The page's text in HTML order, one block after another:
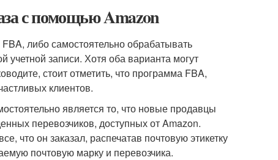
с помощью Amazon
либо самостоятельно обрабатывать
записи. Хотя оба варианта могут
стоит отметить, что программа FBA,
клиентов.
является то, что новые продавцы
перевозчиков, доступных от Amazon.
что он заказал, распечатав почтовую этикетку
почтовую марку и перевозчика.